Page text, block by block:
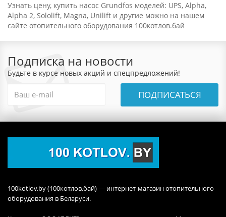
Узнать цену, купить насос Grundfos моделей: UPS, Alpha,
Alpha 2, Sololift, Magna, Unilift и другие можно на нашем
сайте отопительного оборудования 100котлов.бай
Подписка на новости
Будьте в курсе новых акций и спецпредложений!
ПОДПИСАТЬСЯ
100kotlov.by (100котлов.бай) — интернет-магазин отопительного
оборудования в Беларуси.